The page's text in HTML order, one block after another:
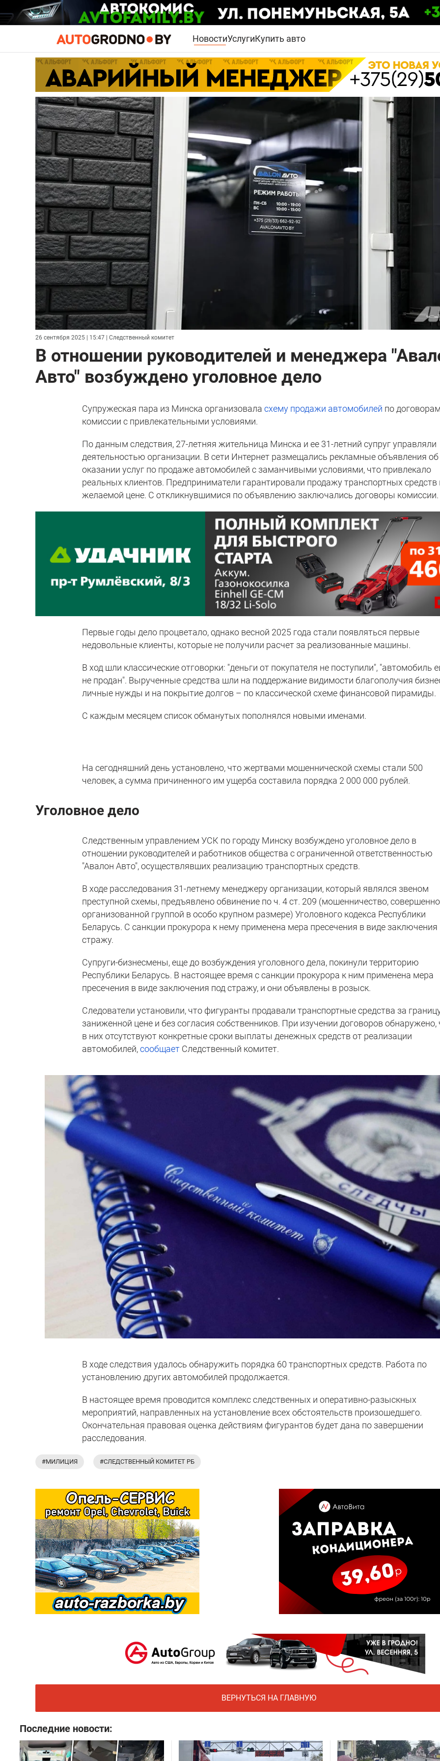
НовостиУслугиКупить авто
26 сентября 2025 | 15:47 | Следственный комитет
В отношении руководителей и менеджера
Авто" возбуждено уголовное дело
Супружеская пара из Минска организоваласхему продажи автомобилей по
комиссии с привлекательными условиями.
По данным следствия, 27-летняя жительница Минска и ее 31-летний супруг управляли
деятельностью организации. В сети Интернет размещались рекламные объявления об
оказании услуг по продаже автомобилей с заманчивыми условиями, что привлекало
реальных клиентов. Предприниматели гарантировали продажу транспортных средств
желаемой цене. С откликнувшимися по объявлению заключались договоры комиссии.
Первые годы дело процветало, однако весной 2025 года стали появляться первые
недовольные клиенты, которые не получили расчет за реализованные машины.
В ход шли классические отговорки: "деньги от покупателя не поступили", "автомобиль
не продан". Вырученные средства шли на поддержание видимости благополучия
личные нужды и на покрытие долгов – по классической схеме финансовой пирамиды.
С каждым месяцем список обманутых пополнялся новыми именами.
На сегодняшний день установлено, что жертвами мошеннической схемы стали 500
человек, а сумма причиненного им ущерба составила порядка 2 000 000 рублей.
Уголовное дело
Следственным управлением УСК по городу Минску возбуждено уголовное дело в
отношении руководителей и работников общества с ограниченной ответственностью
"Авалон Авто", осуществлявших реализацию транспортных средств.
В ходе расследования 31-летнему менеджеру организации, который являлся звеном
преступной схемы, предъявлено обвинение по ч. 4 ст. 209 (мошенничество,
организованной группой в особо крупном размере) Уголовного кодекса Республики
Беларусь. С санкции прокурора к нему применена мера пресечения в виде заключения
стражу.
Супруги-бизнесмены, еще до возбуждения уголовного дела, покинули территорию
Республики Беларусь. В настоящее время с санкции прокурора к ним применена мера
пресечения в виде заключения под стражу, и они объявлены в розыск.
Следователи установили, что фигуранты продавали транспортные средства за
заниженной цене и без согласия собственников. При изучении договоров обнаружено,
в них отсутствуют конкретные сроки выплаты денежных средств от реализации
автомобилей,сообщает Следственный комитет.
В ходе следствия удалось обнаружить порядка 60 транспортных средств. Работа по
установлению других автомобилей продолжается.
В настоящее время проводится комплекс следственных и оперативно-разыскных
мероприятий, направленных на установление всех обстоятельств произошедшего.
Окончательная правовая оценка действиям фигурантов будет дана по завершении
расследования.
#МИЛИЦИЯ #СЛЕДСТВЕННЫЙ КОМИТЕТ РБ
ВЕРНУТЬСЯ НА ГЛАВНУЮ
Последние новости: